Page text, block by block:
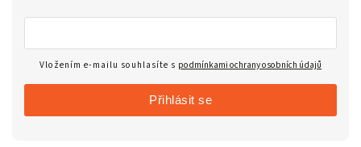
Vložením e-mailu souhlasíte s podmínkami ochrany osobních údajů
Přihlásit se